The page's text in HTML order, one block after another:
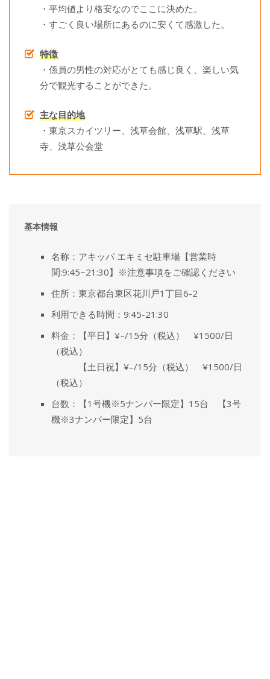
・平均値より格安なのでここに決めた。
・すごく良い場所にあるのに安くて感激した。
特徴
・係員の男性の対応がとても感じ良く、楽しい気
分で観光することができた。
主な目的地
・東京スカイツリー、浅草会館、浅草駅、浅草
寺、浅草公会堂
基本情報
名称：アキッパ エキミセ駐車場【営業時
間:9:45~21:30】※注意事項をご確認ください
住所：東京都台東区花川戸1丁目6-2
利用できる時間：9:45-21:30
料金：【平日】¥–/15分（税込） ¥1500/日
（税込）
【土日祝】¥–/15分（税込） ¥1500/日
（税込）
台数：【1号機※5ナンバー限定】15台 【3号
機※3ナンバー限定】5台